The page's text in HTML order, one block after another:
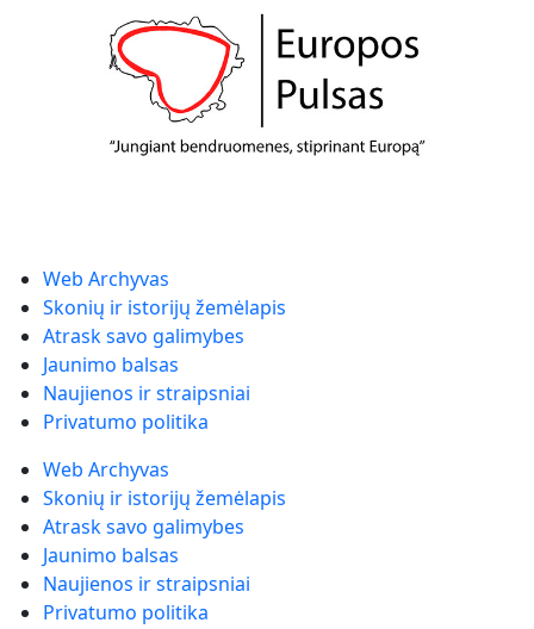
Web Archyvas
Skonių ir istorijų žemėlapis
Atrask savo galimybes
Jaunimo balsas
Naujienos ir straipsniai
Privatumo politika
Web Archyvas
Skonių ir istorijų žemėlapis
Atrask savo galimybes
Jaunimo balsas
Naujienos ir straipsniai
Privatumo politika